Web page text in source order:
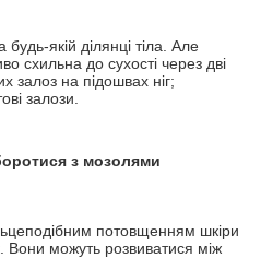
якій ділянці тіла. Але
схильна до сухості через дві
залоз на підошвах ніг;
залози.
з мозолями
потовщенням шкіри
Вони можуть розвиватися між